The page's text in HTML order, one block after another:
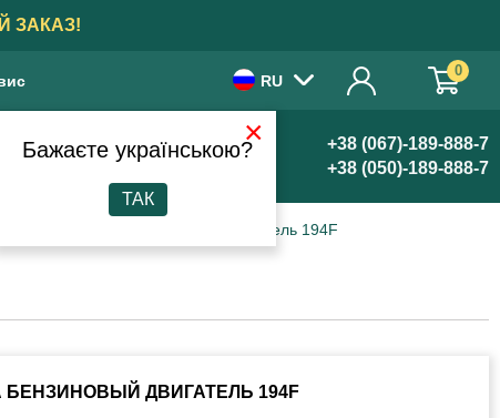
ЗАКАЗ!
RU
0
+38 (067)-189-888-7
+38 (050)-189-888-7
YBX на бензиновый двигатель 194F
ДВИГАТЕЛЬ 194F
×
Бажаєте українською?
ТАК